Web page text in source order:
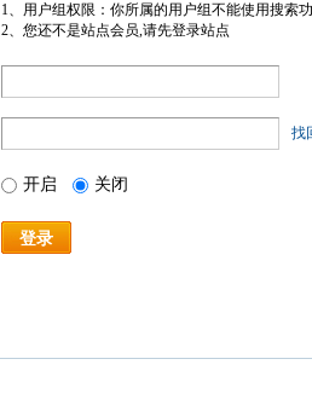
1、用户组权限：你所属的用户组不能使用搜索
2、您还不是站点会员,请先登录站点
找
开启 关闭
登录